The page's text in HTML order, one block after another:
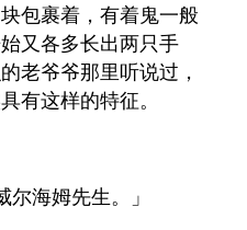
包裹着，有着鬼一般
又各多长出两只手
老爷爷那里听说过，
有这样的特征。
海姆先生。」